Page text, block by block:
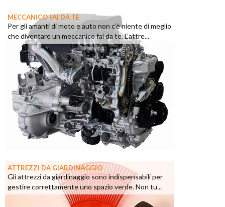
MECCANICO FAI DA TE
Per gli amanti di moto e auto non c’è niente di meglio
che diventare un meccanico fai da te. L’attre...
ATTREZZI DA GIARDINAGGIO
Gli attrezzi da giardinaggio sono indispensabili per
gestire correttamente uno spazio verde. Non tu...